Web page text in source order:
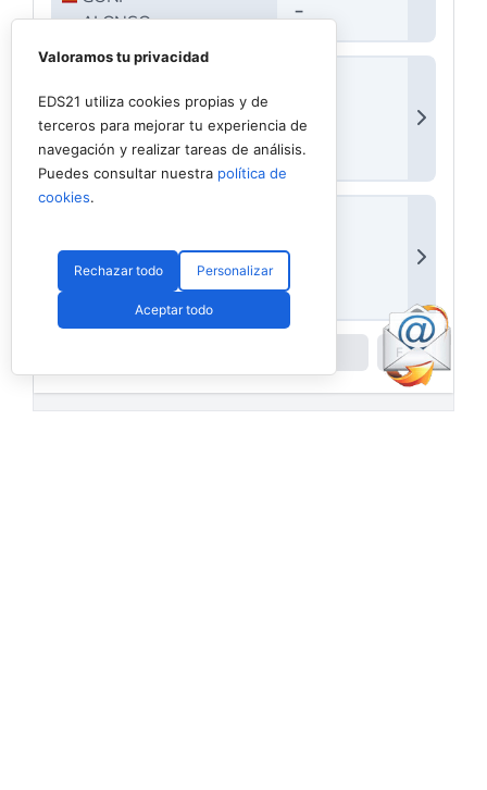
Valoramos tu privacidad
EDS21 utiliza cookies propias y de
terceros para mejorar tu experiencia de
navegación y realizar tareas de análisis.
Puedes consultar nuestra política de
cookies.
Rechazar todo Personalizar
Aceptar todo